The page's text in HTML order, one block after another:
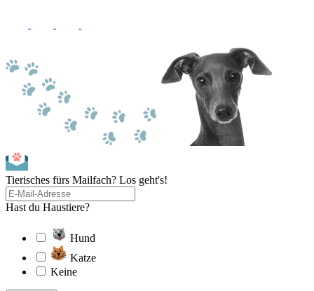
Tierisches fürs Mailfach? Los geht's!
Hast du Haustiere?
Hund
Katze
Keine